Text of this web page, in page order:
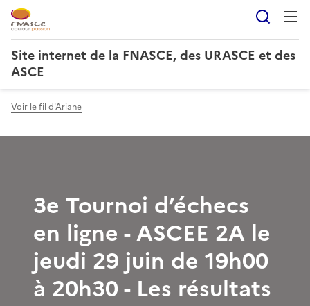
Site internet de la FNASCE, des URASCE et des
ASCE
Voir le fil d'Ariane
3e Tournoi d’échecs
en ligne - ASCEE 2A le
jeudi 29 juin de 19h00
à 20h30 - Les résultats